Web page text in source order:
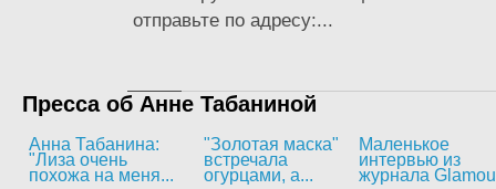
отправьте по адресу:...
Пресса об Анне Табаниной
Анна Табанина:
"Лиза очень
похожа на меня...
"Золотая маска"
встречала
огурцами, а...
Маленькое
интервью из
журнала